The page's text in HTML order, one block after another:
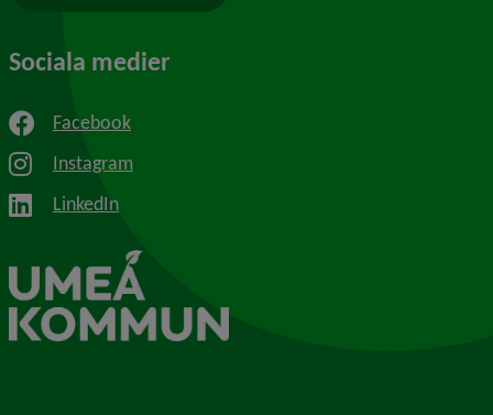
Sociala medier
Facebook
Instagram
LinkedIn